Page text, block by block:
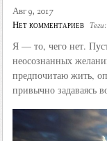
Авг 9, 2017
Нет комментариев Теги:
Я — то, чего нет.
неосознанных
предпочитаю жить,
привычно задаваясь